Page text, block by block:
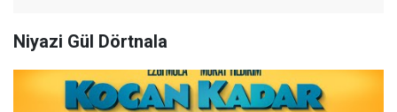
Niyazi Gül Dörtnala